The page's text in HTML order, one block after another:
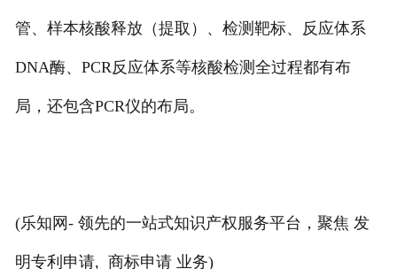
管、样本核酸释放（提取）、检测靶标、反应体系
DNA酶、PCR反应体系等核酸检测全过程都有布
局，还包含PCR仪的布局。
(乐知网- 领先的一站式知识产权服务平台，聚焦 发
明专利申请, 商标申请 业务)